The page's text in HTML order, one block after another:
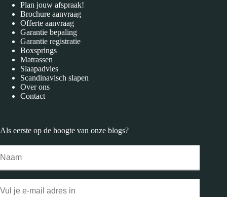
Plan jouw afspraak!
Brochure aanvraag
Offerte aanvraag
Garantie bepaling
Garantie registratie
Boxsprings
Matrassen
Slaapadvies
Scandinavisch slapen
Over ons
Contact
Als eerste op de hoogte van onze blogs?